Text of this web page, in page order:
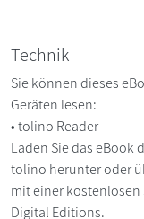
Technik
Sie können dieses
Geräten lesen:
• tolino Reader
Laden Sie das eBook
tolino herunter oder
mit einer kostenlosen
Digital Editions.